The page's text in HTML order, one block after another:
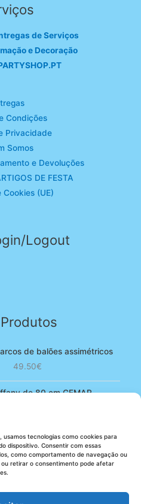
tecnologias como cookies para
dispositivo. Consentir com essas
como comportamento de navegação ou
retirar o consentimento pode afetar
de Serviços
e Decoração
Condições
Privacidade
Somos
e Devoluções
DE FESTA
Cookies (UE)
Logout
de balões assimétricos
49.50€
de 80 cm GEMAR
era:
4.90€.
é:
3.80€.
bebé de 13 cm GEMAR -
Powder pink
5.25€ O
era:
4.20€O
é: